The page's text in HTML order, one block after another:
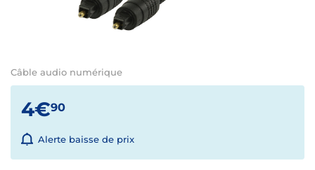
Câble audio numérique
4€90
Alerte baisse de prix